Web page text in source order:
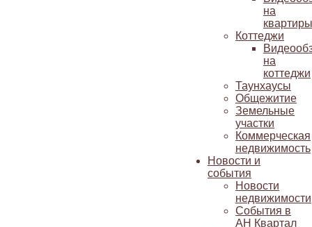
на
квартиры
Коттеджи
на
коттеджи
Таунхаусы
Общежитие
Земельные
участки
Коммерческая
недвижимость
Новости и
события
Новости
недвижимости
События в
АН Квартал